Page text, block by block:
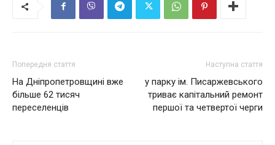
Попередня стаття
На Дніпропетровщині вже
більше 62 тисяч
переселенців
Наступна стаття
у парку ім. Писаржевського
триває капітальний ремонт
першої та четвертої черги